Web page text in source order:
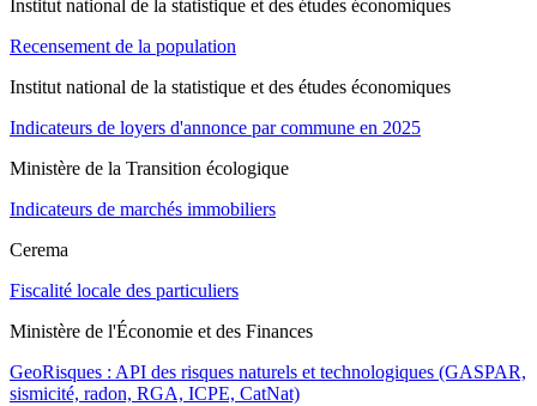
Institut national de la statistique et des études économiques
Recensement de la population
Institut national de la statistique et des études économiques
Indicateurs de loyers d'annonce par commune en 2025
Ministère de la Transition écologique
Indicateurs de marchés immobiliers
Cerema
Fiscalité locale des particuliers
Ministère de l'Économie et des Finances
GeoRisques : API des risques naturels et technologiques (GASPAR,
sismicité, radon, RGA, ICPE, CatNat)